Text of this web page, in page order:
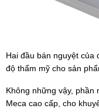
Hai đầu bán nguyệt
độ thẩm mỹ cho sản
Không những vậy, phần
Meca cao cấp, cho